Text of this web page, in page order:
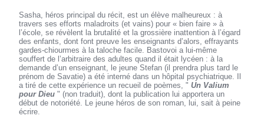
Sasha, héros principal du récit, est un élève malheureux : à
travers ses efforts maladroits (et vains) pour « bien faire » à
l’école, se révèlent la brutalité et la grossière inattention à l’égard
des enfants, dont font preuve les enseignants d’alors, effrayants
gardes-chiourmes à la taloche facile. Bastovoi a lui-même
souffert de l’arbitraire des adultes quand il était lycéen : à la
demande d’un enseignant, le jeune Stefan (il prendra plus tard le
prénom de Savatie) a été interné dans un hôpital psychiatrique. Il
a tiré de cette expérience un recueil de poèmes, " Un Valium
pour Dieu " (non traduit), dont la publication lui apportera un
début de notoriété. Le jeune héros de son roman, lui, sait à peine
écrire.